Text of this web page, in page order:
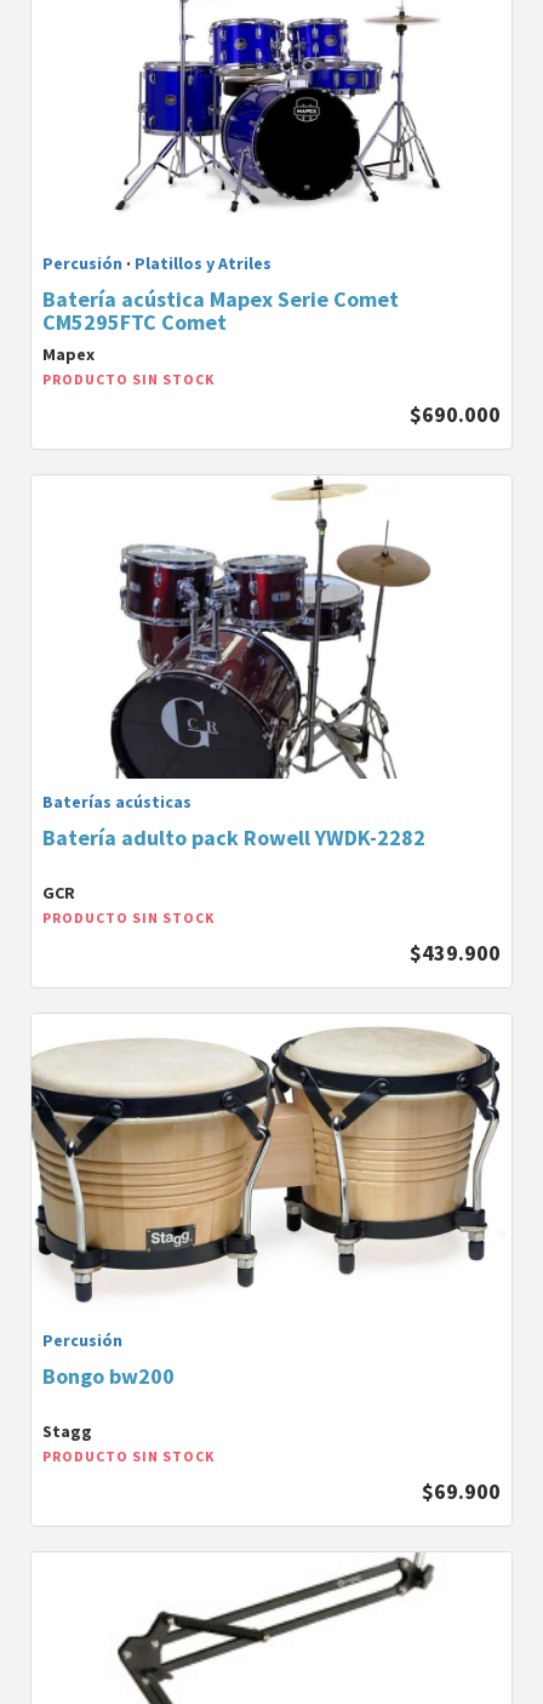
Percusión · Platillos y Atriles
Batería acústica Mapex Serie Comet
CM5295FTC Comet
Mapex
PRODUCTO SIN STOCK
$690.000
Baterías acústicas
Batería adulto pack Rowell YWDK-2282
GCR
PRODUCTO SIN STOCK
$439.900
Percusión
Bongo bw200
Stagg
PRODUCTO SIN STOCK
$69.900